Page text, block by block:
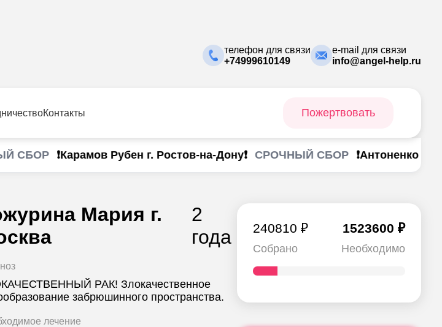
телефон для связи
+74999610149
e-mail для связи
info@angel-help.ru
Контакты Пожертвовать
❗Карамов Рубен г. Ростов-на-Дону❗ СРОЧНЫЙ СБОР ❗Антоненко
Мария г.
2
года
РАК! Злокачественное
забрюшинного пространства.
лечение
240810 ₽ 1523600 ₽
Собрано Необходимо